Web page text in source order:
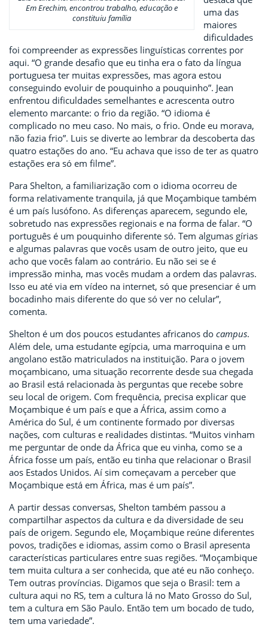
Em Erechim, encontrou trabalho, educação e
constituiu família
uma das
maiores
dificuldades
foi compreender as expressões linguísticas correntes por
aqui. “O grande desafio que eu tinha era o fato da língua
portuguesa ter muitas expressões, mas agora estou
conseguindo evoluir de pouquinho a pouquinho”. Jean
enfrentou dificuldades semelhantes e acrescenta outro
elemento marcante: o frio da região. “O idioma é
complicado no meu caso. No mais, o frio. Onde eu morava,
não fazia frio”. Luis se diverte ao lembrar da descoberta das
quatro estações do ano. “Eu achava que isso de ter as quatro
estações era só em filme”.
Para Shelton, a familiarização com o idioma ocorreu de
forma relativamente tranquila, já que Moçambique também
é um país lusófono. As diferenças aparecem, segundo ele,
sobretudo nas expressões regionais e na forma de falar. “O
português é um pouquinho diferente só. Tem algumas gírias
e algumas palavras que vocês usam de outro jeito, que eu
acho que vocês falam ao contrário. Eu não sei se é
impressão minha, mas vocês mudam a ordem das palavras.
Isso eu até via em vídeo na internet, só que presenciar é um
bocadinho mais diferente do que só ver no celular”,
comenta.
Shelton é um dos poucos estudantes africanos do campus.
Além dele, uma estudante egípcia, uma marroquina e um
angolano estão matriculados na instituição. Para o jovem
moçambicano, uma situação recorrente desde sua chegada
ao Brasil está relacionada às perguntas que recebe sobre
seu local de origem. Com frequência, precisa explicar que
Moçambique é um país e que a África, assim como a
América do Sul, é um continente formado por diversas
nações, com culturas e realidades distintas. “Muitos vinham
me perguntar de onde da África que eu vinha, como se a
África fosse um país, então eu tinha que relacionar o Brasil
aos Estados Unidos. Aí sim começavam a perceber que
Moçambique está em África, mas é um país”.
A partir dessas conversas, Shelton também passou a
compartilhar aspectos da cultura e da diversidade de seu
país de origem. Segundo ele, Moçambique reúne diferentes
povos, tradições e idiomas, assim como o Brasil apresenta
características particulares entre suas regiões. “Moçambique
tem muita cultura a ser conhecida, que até eu não conheço.
Tem outras províncias. Digamos que seja o Brasil: tem a
cultura aqui no RS, tem a cultura lá no Mato Grosso do Sul,
tem a cultura em São Paulo. Então tem um bocado de tudo,
tem uma variedade”.